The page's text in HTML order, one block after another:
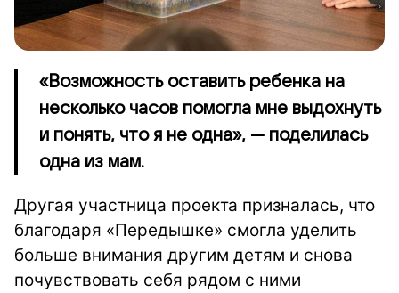
«Возможность оставить ребенка на
несколько часов помогла мне выдохнуть
и понять, что я не одна», — поделилась
одна из мам.
Другая участница проекта призналась, что
благодаря «Передышке» смогла уделить
больше внимания другим детям и снова
почувствовать себя рядом с ними